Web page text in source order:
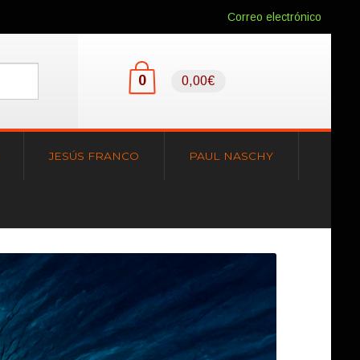
Correo electrónico
0 0,00€
JESÚS FRANCO PAUL NASCHY